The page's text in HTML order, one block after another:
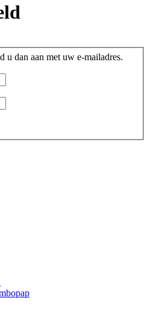
u dan aan met uw e-mailadres.